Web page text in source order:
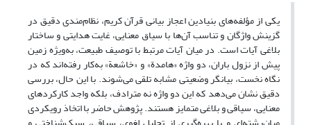
یکی از مؤلفه‌های بنیادین اعجاز بیانی قرآن کریم، نظام‌مندی دقیق در
گزینش واژگان و تناسب آن‌ها با سیاق معنایی، غایت هدایتی و ساختار
بلاغی آیات است. در میان آیات مرتبط با توصیف طبیعت، به‌ویژه زمین
پیش از نزول باران، دو واژه «هامدة» و «خاشعة» به‌کار رفته‌اند که در
نگاه نخست، بیانگر وضعیتی مشابه تلقی می‌شوند. با این حال، بررسی
دقیق نشان می‌دهد که این دو واژه نه مترادف، بلکه واجد کارکردهای
معنایی، سیاقی و بلاغی متمایز هستند. پژوهش حاضر با اتخاذ رویکردی